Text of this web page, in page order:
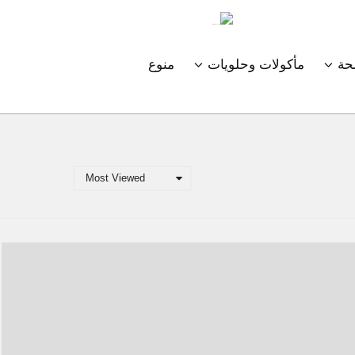
مأكولات وحلويات منوع
Most Viewed